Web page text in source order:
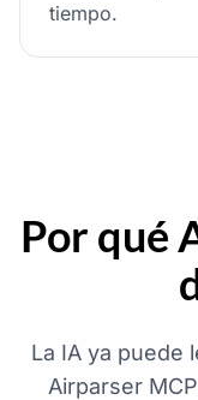
tiempo.
Por qué
La IA ya puede
Airparser